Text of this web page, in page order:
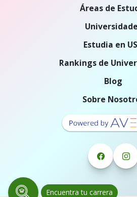
Encuentra tu carrera
Áreas de
Estudia en
Rankings de
Blog
Sobre